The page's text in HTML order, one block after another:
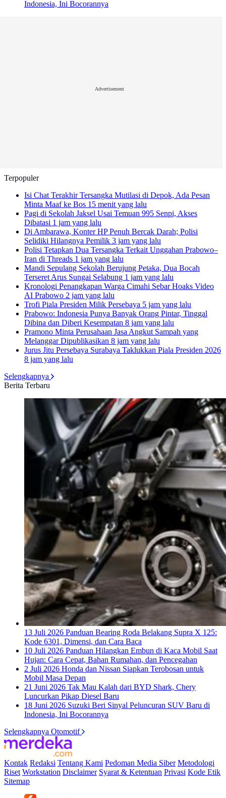
Indonesia, Ini Bocorannya
Advertisement
Terpopuler
Isi Chat Terakhir Tersangka Mutilasi di Depok, Ada Pesan
Minta Maaf ke Bos 15 menit yang lalu
Pagi di Sekolah Jaksel Usai Temuan 995 Senpi, Akses
Dibatasi 1 jam yang lalu
Di Ambarawa, Konter HP Penuh Bercak Darah; Polisi
Selidiki Hilangnya Pemilik 3 jam yang lalu
Polisi Tetapkan Dua Tersangka Terkait Unggahan Prabowo–
Iran di Threads 1 jam yang lalu
Mandi Sepulang Sekolah Berujung Petaka, Dua Bocah
Terseret Arus Sungai Selabung 1 jam yang lalu
Kronologi Penangkapan Warga Cimahi Sebar Hoaks Video
AI Prabowo 2 jam yang lalu
Trofi Piala Presiden Milik Persebaya 5 jam yang lalu
Prabowo: Indonesia Punya Banyak Orang Pintar, Tinggal
Dibina dan Diberi Kesempatan 8 jam yang lalu
Pramono Minta Perusahaan Jasa Angkut Sampah yang
Melanggar Dipublikasikan 8 jam yang lalu
Jurus Jitu Persebaya Surabaya Taklukkan Piala Presiden 2026
8 jam yang lalu
Selengkapnya
Berita Terbaru
13 Juli 2026 Panduan Bearing Roda Belakang Supra X 125:
Kode 6301, Dimensi, dan Cara Baca
10 Juli 2026 Panduan Hilangkan Embun di Kaca Mobil Saat
Hujan: Cara Cepat, Bahan Rumahan, dan Pencegahan
2 Juli 2026 Honda dan Nissan Siapkan Terobosan untuk
Mobil Masa Depan
21 Juni 2026 Tak Mau Kalah dari BYD Shark, Chery
Luncurkan Pikap Diesel Baru
18 Juni 2026 Suzuki Beri Sinyal Peluncuran SUV Baru di
Indonesia, Ini Bocorannya
Selengkapnya Otomotif
Kontak Redaksi Tentang Kami Pedoman Media Siber Metodologi
Riset Workstation Disclaimer Syarat & Ketentuan Privasi Kode Etik
Sitemap